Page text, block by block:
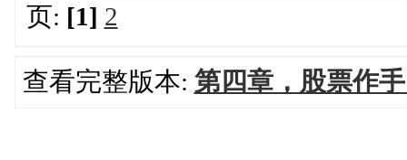
页: [1] 2
查看完整版本: 第四章，股票作